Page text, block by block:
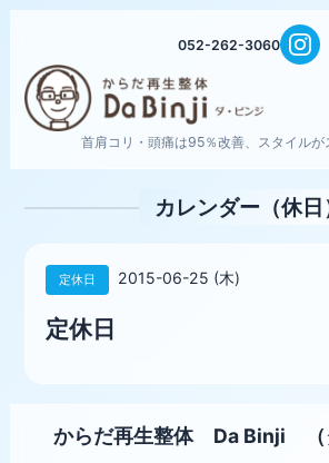
052-262-3060
首肩コリ・頭痛は95％改善、スタイルが
カレンダー（休日
定休日 2015-06-25 (木)
定休日
からだ再生整体 Da Binji （